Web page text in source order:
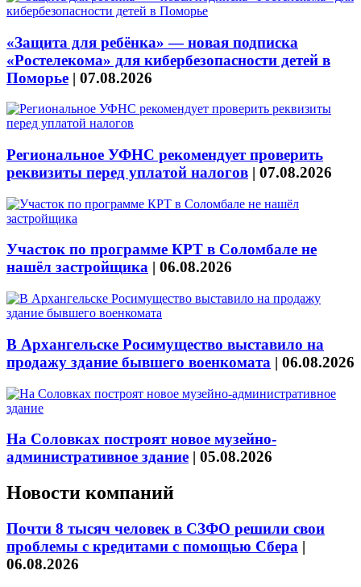
«Защита для ребёнка» — новая подписка
«Ростелекома» для кибербезопасности детей в
Поморье | 07.08.2026
Региональное УФНС рекомендует проверить
реквизиты перед уплатой налогов | 07.08.2026
Участок по программе КРТ в Соломбале не
нашёл застройщика | 06.08.2026
В Архангельске Росимущество выставило на
продажу здание бывшего военкомата | 06.08.2026
На Соловках построят новое музейно-
административное здание | 05.08.2026
Новости компаний
Почти 8 тысяч человек в СЗФО решили свои
проблемы с кредитами с помощью Сбера |
06.08.2026